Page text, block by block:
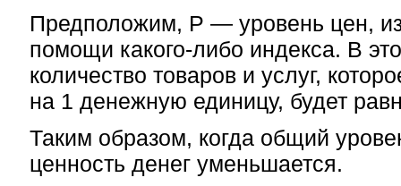
Предположим, Р — уровень цен,
помощи какого-либо индекса. В
количество товаров и услуг,
на 1 денежную единицу, будет
Таким образом, когда общий
ценность денег уменьшается.